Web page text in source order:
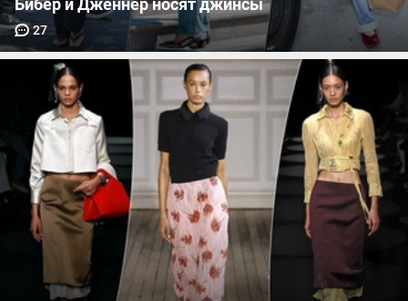
Бибер и Дженнер носят джинсы
27